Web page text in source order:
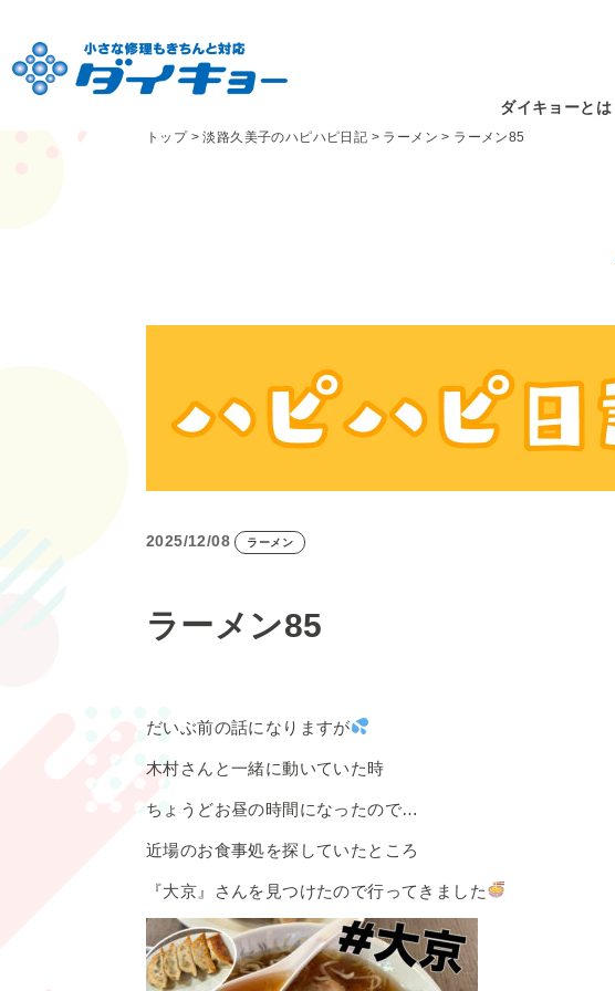
ダイキョーとは
トップ>淡路久美子のハピハピ日記 > ラーメン > ラーメン85
2025/12/08 ラーメン
ラーメン85
だいぶ前の話になりますが
木村さんと一緒に動いていた時
ちょうどお昼の時間になったので…
近場のお食事処を探していたところ
『大京』さんを見つけたので行ってきました